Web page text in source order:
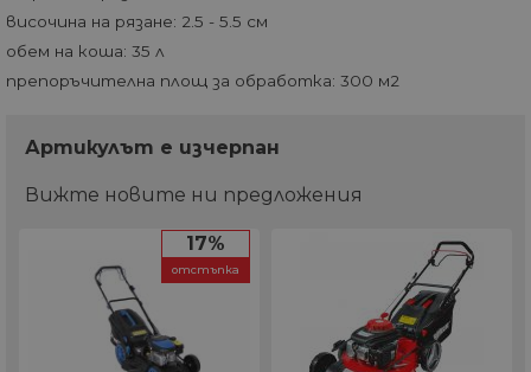
височина на рязане: 2.5 - 5.5 см
обем на коша: 35 л
препоръчителна площ за обработка: 300 м2
Артикулът е изчерпан
Вижте новите ни предложения
17%
отстъпка